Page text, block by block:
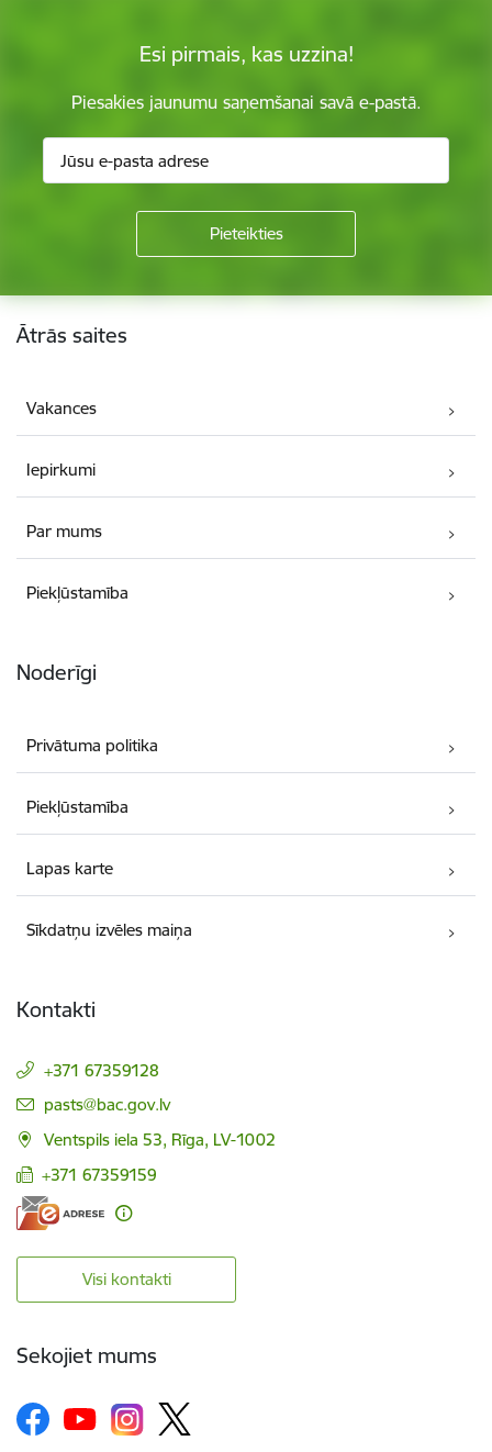
Esi pirmais, kas uzzina!
Piesakies jaunumu saņemšanai savā e-pastā.
Kājene
Ātrās saites
Vakances
Iepirkumi
Par mums
Piekļūstamība
Noderīgi
Privātuma politika
Piekļūstamība
Lapas karte
Sīkdatņu izvēles maiņa
Kontakti
+371 67359128
E-pasts:
pasts@bac.gov.lv
Ventspils iela 53, Rīga, LV-1002
+371 67359159
Visi kontakti
Sekojiet mums